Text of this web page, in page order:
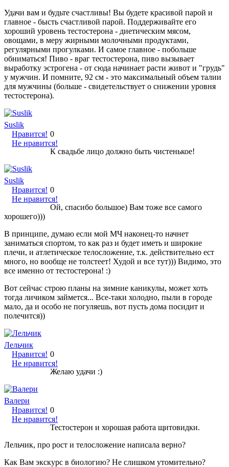
Удачи вам и будьте счастливы! Вы будете красивой парой и
главное - бысть счастливой парой. Поддерживайте его
хороший уровень тестостерона - диетическим мясом,
овощами, в меру жирными молочными продуктами,
регулярными прогулками. И самое главное - побольше
обниматься! Пиво - враг тестостерона, пиво вызывает
выработку эстрогена - от сюда начинает расти живот и "грудь"
у мужчин. И помните, 92 см - это максимальный объем талии
для мужчины (больше - свидетельствует о снижении уровня
тестостерона).
Suslik
Нравится!
Не нравится!
0
К свадьбе лицо должно быть чистенькое!
Suslik
Нравится!
Не нравится!
0
Ой, спасибо большое) Вам тоже все самого
хорошего)))
В принципе, думаю если мой МЧ наконец-то начнет
заниматься спортом, то как раз и будет иметь и широкие
плечи, и атлетическое телосложение, т.к. действительно ест
много, но вообще не толстеет! Худой и все тут))) Видимо, это
все именно от тестостерона! :)
Вот сейчас строю планы на зимние каникулы, может хоть
тогда личиком займется... Все-таки холодно, пыли в городе
мало, да и особо не погуляешь, вот пусть дома посидит и
полечится))
Лельчик
Нравится!
Не нравится!
0
Желаю удачи :)
Валери
Нравится!
Не нравится!
0
Тестостерон и хорошая работа щитовидки.
Лельчик, про рост и телосложение написала верно?
Как Вам экскурс в биологию? Не слишком утомительно?